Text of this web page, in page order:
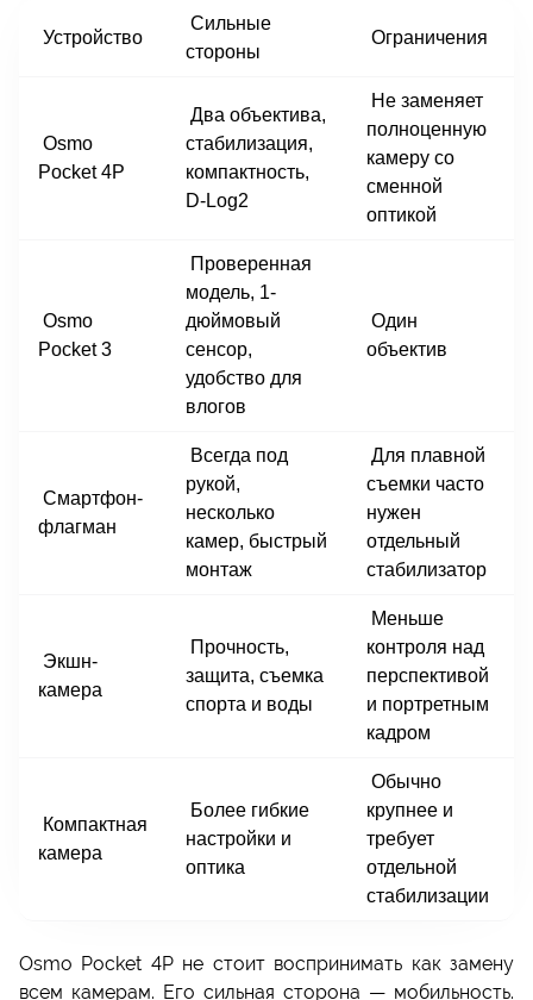
Устройство
Сильные
стороны
Ограничения
Osmo
Pocket 4P
Два объектива,
стабилизация,
компактность,
D-Log2
Не заменяет
полноценную
камеру со
сменной
оптикой
Osmo
Pocket 3
Проверенная
модель, 1-
дюймовый
сенсор,
удобство для
влогов
Один
объектив
Смартфон-
флагман
Всегда под
рукой,
несколько
камер, быстрый
монтаж
Для плавной
съемки часто
нужен
отдельный
стабилизатор
Экшн-
камера
Прочность,
защита, съемка
спорта и воды
Меньше
контроля над
перспективой
и портретным
кадром
Компактная
камера
Более гибкие
настройки и
оптика
Обычно
крупнее и
требует
отдельной
стабилизации
Osmo Pocket 4P не стоит воспринимать как замену
всем камерам. Его сильная сторона — мобильность.